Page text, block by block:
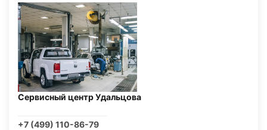
Сервисный центр Удальцова
+7 (499) 110-86-79